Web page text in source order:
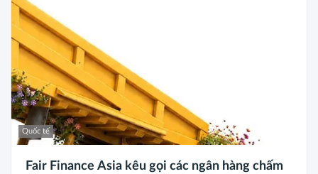
Quốc tế
Fair Finance Asia kêu gọi các ngân hàng chấm